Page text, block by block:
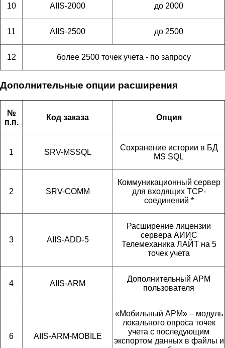
10 AIIS-2000 до 2000
11 AIIS-2500 до 2500
12 более 2500 точек учета - по запросу
Дополнительные опции расширения
№
п.п.
Код заказа Опция
1 SRV-MSSQL
Сохранение истории в БД
MS SQL
2 SRV-COMM
Коммуникационный сервер
для входящих ТСР-
соединений *
3 AIIS-ADD-5
Расширение лицензии
сервера АИИС
Телемеханика ЛАЙТ на 5
точек учета
4 AIIS-ARM
Дополнительный АРМ
пользователя
6 AIIS-ARM-MOBILE
«Мобильный АРМ» – модуль
локального опроса точек
учета с последующим
экспортом данных в файлы и